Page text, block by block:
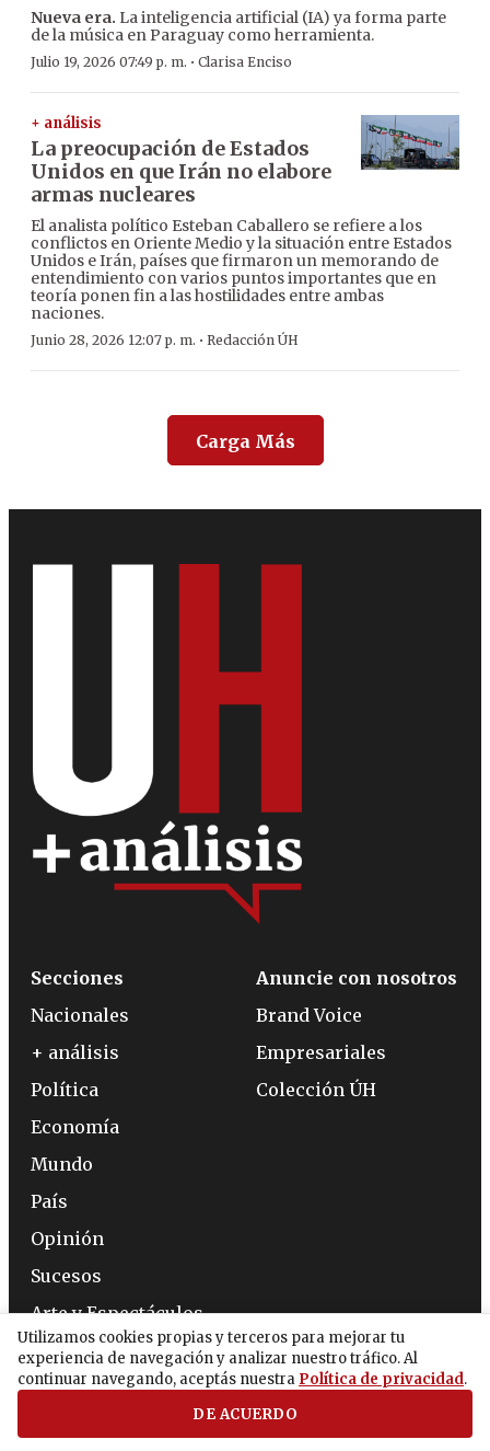
Nueva era. La inteligencia artificial (IA) ya forma parte
de la música en Paraguay como herramienta.
Julio 19, 2026 07:49 p. m. · Clarisa Enciso
+ análisis
La preocupación de Estados
Unidos en que Irán no elabore
armas nucleares
El analista político Esteban Caballero se refiere a los
conflictos en Oriente Medio y la situación entre Estados
Unidos e Irán, países que firmaron un memorando de
entendimiento con varios puntos importantes que en
teoría ponen fin a las hostilidades entre ambas
naciones.
Junio 28, 2026 12:07 p. m. · Redacción ÚH
Carga Más
Utilizamos cookies propias y terceros para mejorar tu
experiencia de navegación y analizar nuestro tráfico. Al
continuar navegando, aceptás nuestra Política de privacidad.
DE ACUERDO
Secciones
Nacionales
+ análisis
Política
Economía
Mundo
País
Opinión
Sucesos
Arte y Espectáculos
Interior
Correo Semanal
Anuncie con nosotros
Brand Voice
Empresariales
Colección ÚH